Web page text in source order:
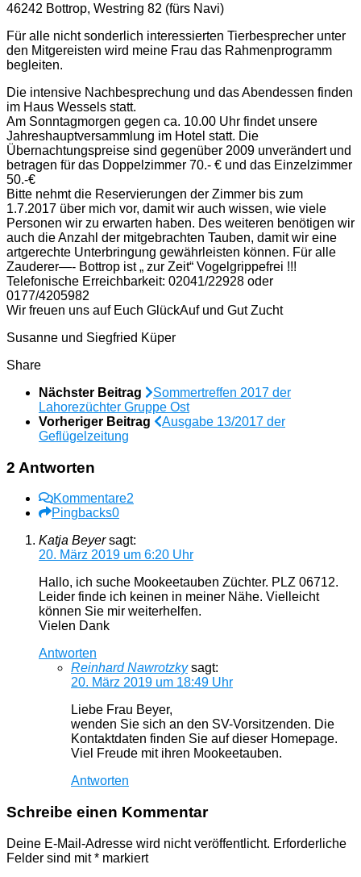
46242 Bottrop, Westring 82 (fürs Navi)
Für alle nicht sonderlich interessierten Tierbesprecher unter
den Mitgereisten wird meine Frau das Rahmenprogramm
begleiten.
Die intensive Nachbesprechung und das Abendessen finden
im Haus Wessels statt.
Am Sonntagmorgen gegen ca. 10.00 Uhr findet unsere
Jahreshauptversammlung im Hotel statt. Die
Übernachtungspreise sind gegenüber 2009 unverändert und
betragen für das Doppelzimmer 70.- € und das Einzelzimmer
50.-€
Bitte nehmt die Reservierungen der Zimmer bis zum
1.7.2017 über mich vor, damit wir auch wissen, wie viele
Personen wir zu erwarten haben. Des weiteren benötigen wir
auch die Anzahl der mitgebrachten Tauben, damit wir eine
artgerechte Unterbringung gewährleisten können. Für alle
Zauderer—- Bottrop ist „ zur Zeit“ Vogelgrippefrei !!!
Telefonische Erreichbarkeit: 02041/22928 oder
0177/4205982
Wir freuen uns auf Euch GlückAuf und Gut Zucht
Susanne und Siegfried Küper
Share
Nächster Beitrag
Sommertreffen 2017 der
Lahorezüchter Gruppe Ost
Vorheriger Beitrag
Ausgabe 13/2017 der
Geflügelzeitung
2 Antworten
Kommentare2
Pingbacks0
Katja Beyer sagt:
20. März 2019 um 6:20 Uhr
Hallo, ich suche Mookeetauben Züchter. PLZ 06712.
Leider finde ich keinen in meiner Nähe. Vielleicht
können Sie mir weiterhelfen.
Vielen Dank
Antworten
Reinhard Nawrotzky sagt:
20. März 2019 um 18:49 Uhr
Liebe Frau Beyer,
wenden Sie sich an den SV-Vorsitzenden. Die
Kontaktdaten finden Sie auf dieser Homepage.
Viel Freude mit ihren Mookeetauben.
Antworten
Schreibe einen Kommentar
Deine E-Mail-Adresse wird nicht veröffentlicht. Erforderliche
Felder sind mit* markiert